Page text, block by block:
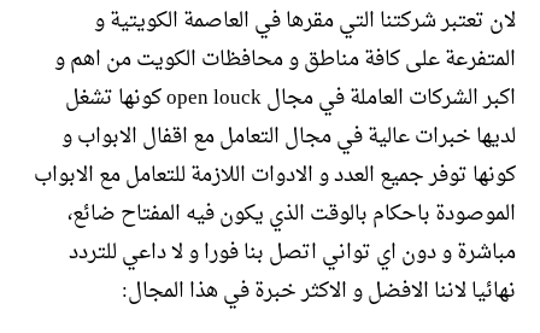
لان تعتبر شركتنا التي مقرها في العاصمة الكويتية و
المتفرعة على كافة مناطق و محافظات الكويت من اهم و
اكبر الشركات العاملة في مجال open louck كونها تشغل
لديها خبرات عالية في مجال التعامل مع اقفال الابواب و
كونها توفر جميع العدد و الادوات اللازمة للتعامل مع الابواب
الموصودة باحكام بالوقت الذي يكون فيه المفتاح ضائع،
مباشرة و دون اي تواني اتصل بنا فورا و لا داعي للتردد
نهائيا لاننا الافضل و الاكثر خبرة في هذا المجال: